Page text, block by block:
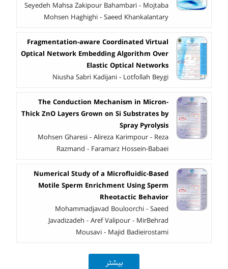
Seyedeh Mahsa Zakipour Bahambari - Mojtaba
Mohsen Haghighi - Saeed Khankalantary
Fragmentation-aware Coordinated Virtual
Optical Network Embedding Algorithm Over
Elastic Optical Networks
Niusha Sabri Kadijani - Lotfollah Beygi
The Conduction Mechanism in Micron-
Thick ZnO Layers Grown on Si Substrates by
Spray Pyrolysis
Mohsen Gharesi - Alireza Karimpour - Reza
Razmand - Faramarz Hossein-Babaei
Numerical Study of a Microfluidic-Based
Motile Sperm Enrichment Using Sperm
Rheotactic Behavior
Mohammadjavad Bouloorchi - Saeed
Javadizadeh - Aref Valipour - MirBehrad
Mousavi - Majid Badieirostami
بیشتر